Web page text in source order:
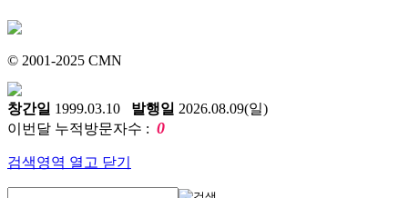
© 2001-2025 CMN
창간일 1999.03.10 발행일 2026.08.09(일)
이번달 누적방문자수 : 0
검색영역 열고 닫기